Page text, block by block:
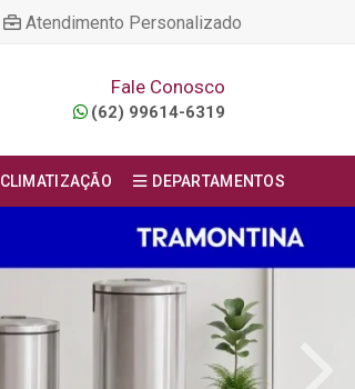
Atendimento Personalizado
Fale Conosco
(62) 99614-6319
CLIMATIZAÇÃO DEPARTAMENTOS